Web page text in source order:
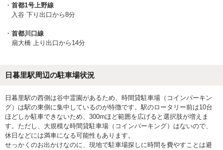
首都1号上野線
入谷 下り出口から8分
首都川口線
扇大橋 上り出口から14分
日暮里駅周辺の駐車場状況
日暮里駅の西側は谷中霊園があるため、時間貸駐車場（コインパーキン
グ）は駅の東側に集中しているのが特徴です。駅のロータリー前は10台
ほどしか駐車できないため、300mほど範囲を広げると選択肢が増えま
す。ただし、大規模な時間貸駐車場（コインパーキング）はないので、
休日などには満車になる可能性もあります。
せっかくのお出かけなのに、現地で駐車場探しに時間を費やすことは避